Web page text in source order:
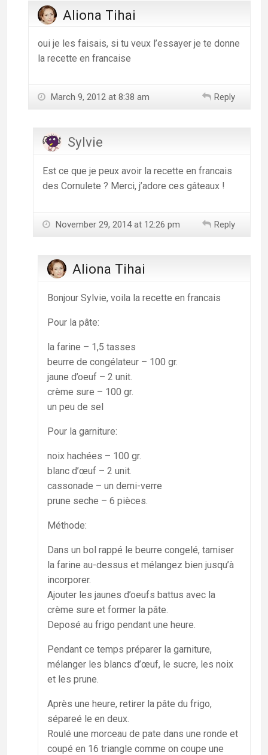
Aliona Tihai
oui je les faisais, si tu veux l’essayer je te donne
la recette en francaise
March 9, 2012 at 8:38 am Reply
Sylvie
Est ce que je peux avoir la recette en francais
des Cornulete ? Merci, j’adore ces gâteaux !
November 29, 2014 at 12:26 pm Reply
Aliona Tihai
Bonjour Sylvie, voila la recette en francais
Pour la pâte:
la farine – 1,5 tasses
beurre de congélateur – 100 gr.
jaune d’oeuf – 2 unit.
crème sure – 100 gr.
un peu de sel
Pour la garniture:
noix hachées – 100 gr.
blanc d’œuf – 2 unit.
cassonade – un demi-verre
prune seche – 6 pièces.
Méthode:
Dans un bol rappé le beurre congelé, tamiser
la farine au-dessus et mélangez bien jusqu’à
incorporer.
Ajouter les jaunes d’oeufs battus avec la
crème sure et former la pâte.
Deposé au frigo pendant une heure.
Pendant ce temps préparer la garniture,
mélanger les blancs d’œuf, le sucre, les noix
et les prune.
Après une heure, retirer la pâte du frigo,
sépareé le en deux.
Roulé une morceau de pate dans une ronde et
coupé en 16 triangle comme on coupe une